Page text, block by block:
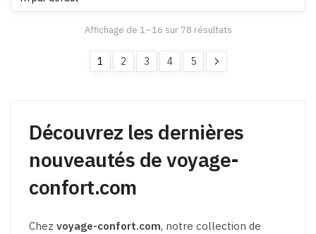
choisies
sur
produit
Affichage de 1–16 sur 78 résultats
1 2 3 4 5
Découvrez les dernières
nouveautés de voyage-
confort.com
Chez voyage-confort.com, notre collection de